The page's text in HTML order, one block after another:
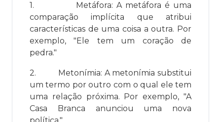
1.
Metáfora: A metáfora é uma
comparação implícita que atribui
características de uma coisa a outra. Por
exemplo, "Ele tem um coração de
pedra."
2.
Metonímia: A metonímia substitui
um termo por outro com o qual ele tem
uma relação próxima. Por exemplo, "A
Casa Branca anunciou uma nova